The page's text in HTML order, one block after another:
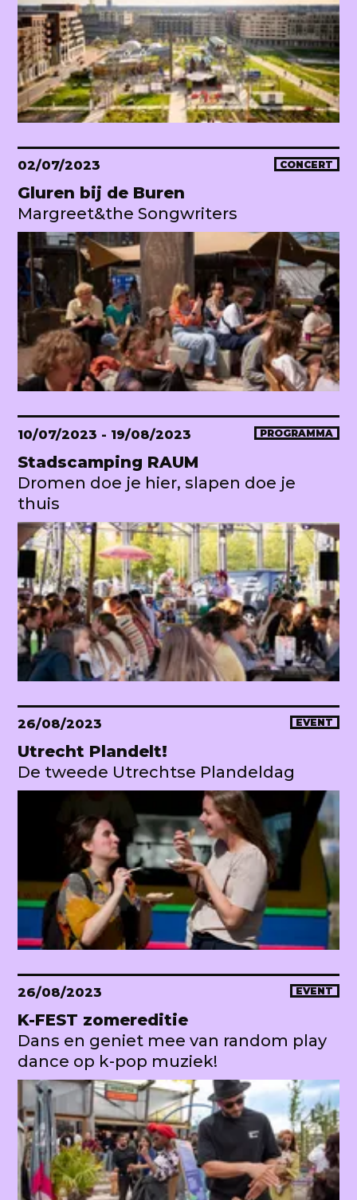
02/07/2023 CONCERT
Gluren bij de Buren
Margreet&the Songwriters
10/07/2023 - 19/08/2023 PROGRAMMA
Stadscamping RAUM
Dromen doe je hier, slapen doe je
thuis
26/08/2023 EVENT
Utrecht Plandelt!
De tweede Utrechtse Plandeldag
26/08/2023 EVENT
K-FEST zomereditie
Dans en geniet mee van random play
dance op k-pop muziek!